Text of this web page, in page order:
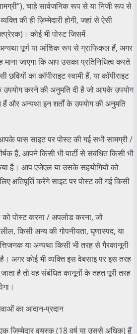
चाहे सार्वजनिक रूप से या निजी रूप से
की ही ज़िम्मेदारी होगी, जहां से ऐसी
कोई भी पोस्ट जिसमें
अन्यथा पूर्ण या आंशिक रूप से ग्राफिकल हैं, अगर
जाएगा कि आप उसका प्रतिनिधित्व करते
का कॉपीराइट स्वामी हैं, या कॉपीराइट
उपयोग करने की अनुमति दी है जो आपके उपयोग
और अन्यथा इन शर्तों के उपयोग की अनुमति
पास साइट पर पोस्ट की गई सभी सामग्री /
हैं, आपने किसी भी पार्टी से संबंधित किसी भी
है। आप एजेएल या उसके सहयोगियों को
क्षतिपूर्ति करेंगे साइट पर पोस्ट की गई किसी
को पोस्ट करना / अपलोड करना, जो
किसी अन्य की गोपनीयता, घृणास्पद, या
या अन्यथा किसी भी तरह से गैरकानूनी
है। अगर कोई भी व्यक्ति इस वेबसाइ पर इस तरह
जाता है तो वह संबंधित कानूनों के तहत पूरी तरह
का आदान-प्रदान
जिम्मेदार वयस्क (18 वर्ष या उससे अधिक) हैं